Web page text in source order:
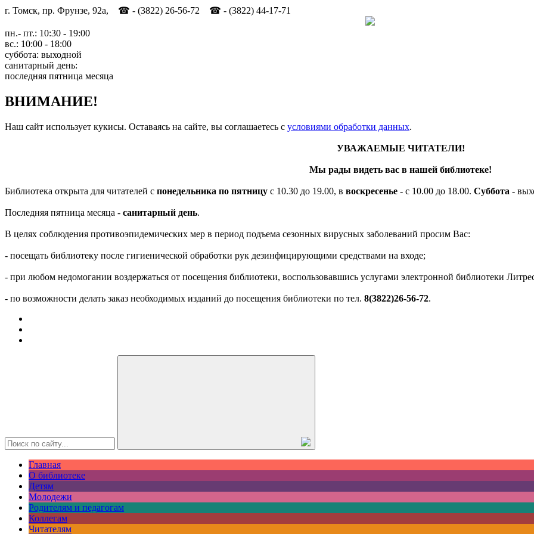
г. Томск, пр. Фрунзе, 92а, ☎ - (3822) 26-56-72 ☎ - (3822) 44-17-71
пн.- пт.: 10:30 - 19:00
вс.: 10:00 - 18:00
суббота: выходной
санитарный день:
последняя пятница месяца
ВНИМАНИЕ!
Наш сайт использует кукисы. Оставаясь на сайте, вы соглашаетесь c условиями обработки данных.
УВАЖАЕМЫЕ ЧИТАТЕЛИ!
Мы рады видеть вас в нашей библиотеке!
Библиотека открыта для читателей с понедельника по пятницу с 10.30 до 19.00, в воскресенье - с 10.00 до 18.00. Суббота -
Последняя пятница месяца - санитарный день.
В целях соблюдения противоэпидемических мер в период подъема сезонных вирусных заболеваний просим Вас:
- посещать библиотеку после гигиенической обработки рук дезинфицирующими средствами на входе;
- при любом недомогании воздержаться от посещения библиотеки, воспользовавшись услугами электронной библиотеки
- по возможности делать заказ необходимых изданий до посещения библиотеки по тел. 8(3822)26-56-72.
Главная
О библиотеке
Детям
Молодежи
Родителям и педагогам
Коллегам
Читателям